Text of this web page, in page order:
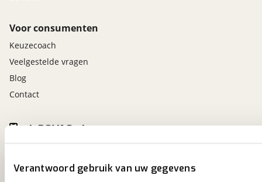
Verantwoord gebruik van uw gegevens
Voor consumenten
Keuzecoach
Veelgestelde vragen
Blog
Contact
viaBOVAG.nl app